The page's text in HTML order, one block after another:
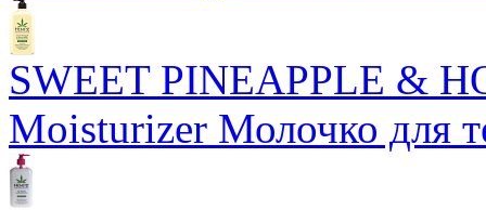
SWEET PINEAPPLE &
Moisturizer Молочко для